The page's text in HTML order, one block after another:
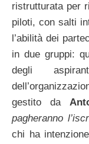
ristrutturata per
piloti, con salti
l’abilità dei
in due gruppi:
degli
gestito da
pagheranno
chi ha